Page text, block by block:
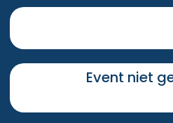
Event niet